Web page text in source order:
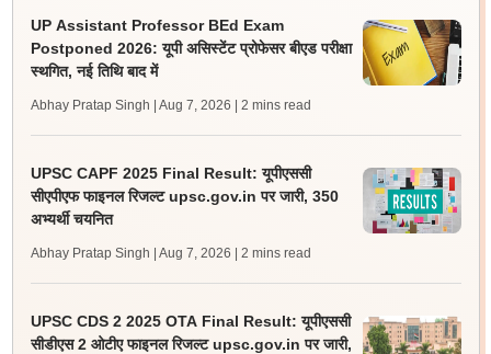
UP Assistant Professor BEd Exam
Postponed 2026: यूपी असिस्टेंट प्रोफेसर बीएड परीक्षा
स्थगित, नई तिथि बाद में
Abhay Pratap Singh | Aug 7, 2026 | 2 mins read
UPSC CAPF 2025 Final Result: यूपीएससी
सीएपीएफ फाइनल रिजल्ट upsc.gov.in पर जारी, 350
अभ्यर्थी चयनित
Abhay Pratap Singh | Aug 7, 2026 | 2 mins read
UPSC CDS 2 2025 OTA Final Result: यूपीएससी
सीडीएस 2 ओटीए फाइनल रिजल्ट upsc.gov.in पर जारी,